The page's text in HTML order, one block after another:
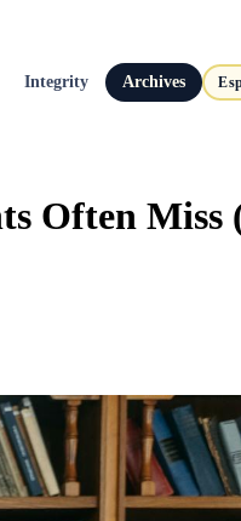
Integrity Archives
Often Miss